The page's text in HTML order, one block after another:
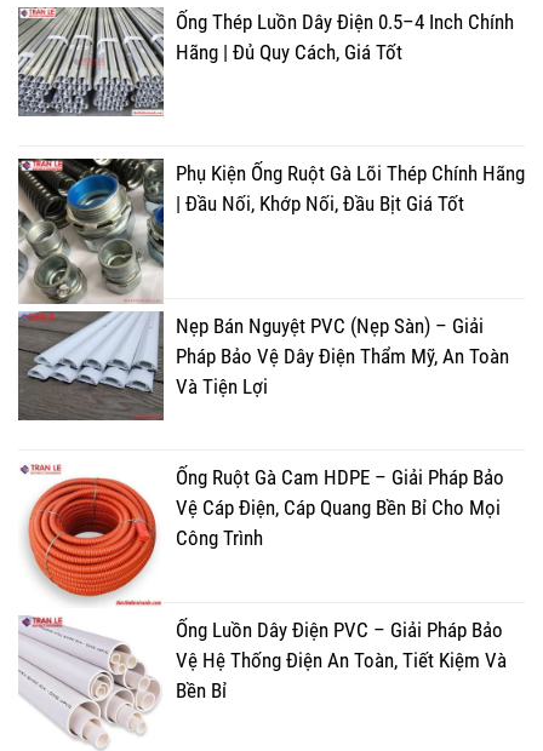
Ống Thép Luồn Dây Điện 0.5–4 Inch Chính
Hãng | Đủ Quy Cách, Giá Tốt
Phụ Kiện Ống Ruột Gà Lõi Thép Chính Hãng
| Đầu Nối, Khớp Nối, Đầu Bịt Giá Tốt
Nẹp Bán Nguyệt PVC (Nẹp Sàn) – Giải
Pháp Bảo Vệ Dây Điện Thẩm Mỹ, An Toàn
Và Tiện Lợi
Ống Ruột Gà Cam HDPE – Giải Pháp Bảo
Vệ Cáp Điện, Cáp Quang Bền Bỉ Cho Mọi
Công Trình
Ống Luồn Dây Điện PVC – Giải Pháp Bảo
Vệ Hệ Thống Điện An Toàn, Tiết Kiệm Và
Bền Bỉ